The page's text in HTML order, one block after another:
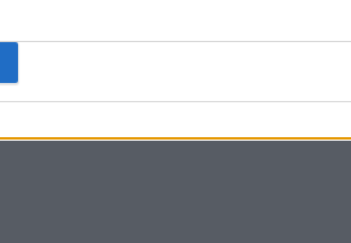
risultato finale.